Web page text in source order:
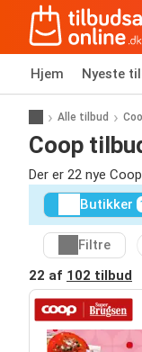
Hjem Nyeste
Alle tilbud
Coop
Der er 22 nye
Butikker
Filtre
22 af 102 tilbud